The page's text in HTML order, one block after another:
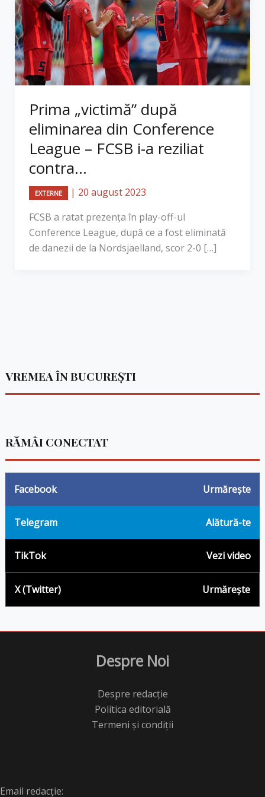
Prima „victimă” după
eliminarea din Conference
League – FCSB i-a reziliat
contra...
EXTERNE | 20 august 2023
FCSB a ratat prezența în play-off-ul
Conference League, după ce a fost eliminată
de danezii de la Nordsjaelland, scor 2-0 […]
VREMEA ÎN BUCUREȘTI
RĂMÂI CONECTAT
Facebook Urmărește
Telegram Alătură-te
TikTok Vezi video
X (Twitter) Urmărește
Despre Noi
Despre redacție
Politica editorială
Termeni și condiții
Email redacție: